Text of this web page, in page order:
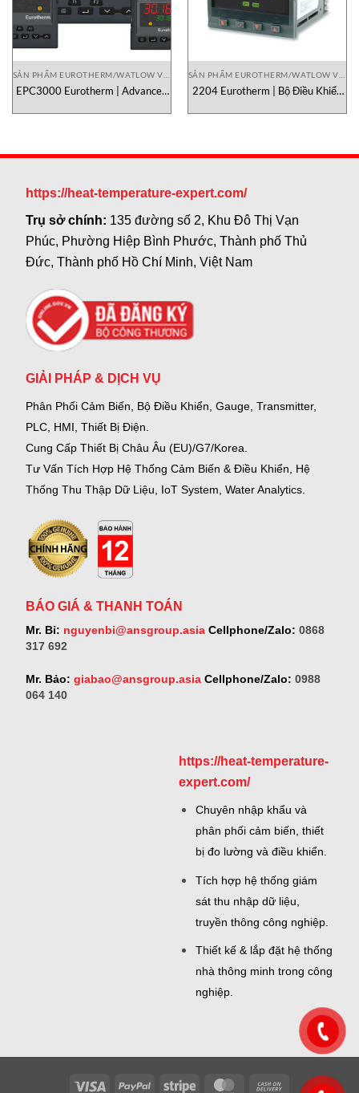
EPC3000 Eurotherm | Advanced
Chính Hãng
2204 Eurotherm | Bộ Điều Khiển
https://heat-temperature-expert.com/
Trụ sở chính: 135 đường số 2, Khu Đô Thị Vạn
Phúc, Phường Hiệp Bình Phước, Thành phố Thủ
Đức, Thành phố Hồ Chí Minh, Việt Nam
GIẢI PHÁP & DỊCH VỤ
Phân Phối Cảm Biến, Bộ Điều Khiển, Gauge, Transmitter,
PLC, HMI, Thiết Bị Điện.
Cung Cấp Thiết Bị Châu Âu (EU)/G7/Korea.
Tư Vấn Tích Hợp Hệ Thống Cảm Biến & Điều Khiển, Hệ
Thống Thu Thập Dữ Liệu, IoT System, Water Analytics.
BÁO GIÁ & THANH TOÁN
Mr. Bỉ: nguyenbi@ansgroup.asiaCellphone/Zalo: 0868
317 692
Mr. Bảo: giabao@ansgroup.asiaCellphone/Zalo: 0988
064 140
https://heat-temperature-
expert.com/
Chuyên nhập khẩu và
phân phối cảm biến, thiết
bị đo lường và điều khiển.
Tích hợp hệ thống giám
sát thu nhập dữ liệu,
truyền thông công nghiệp.
Thiết kế & lắp đặt hệ thống
nhà thông minh trong công
nghiệp.
Visa PayPal Stripe MasterCardCash